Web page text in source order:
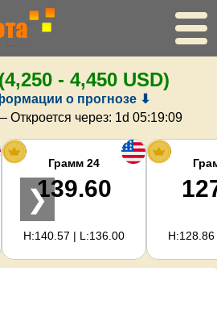
Главная
Цена золота
серебра
золота
вебмастеров
(4,250 - 4,450 USD)
о прогнозе ⬇
Откроется через: 1d 05:19:08
Грамм 24
139.60
H:140.57 | L:136.00
❯